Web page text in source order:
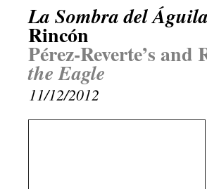
La Sombra del Águila
Rincón
Pérez-Reverte’s
the Eagle
11/12/2012